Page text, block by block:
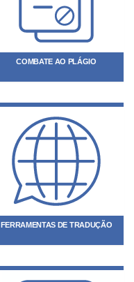
COMBATE AO PLÁGIO
FERRAMENTAS DE TRADUÇÃO